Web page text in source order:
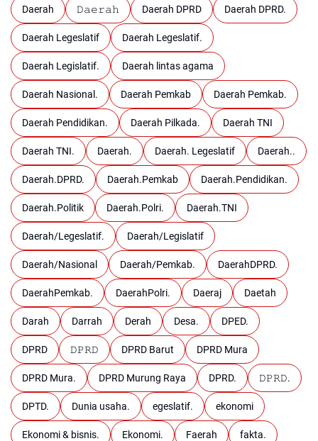
Daerah 𝙳𝚊𝚎𝚛𝚊𝚑 Daerah DPRD Daerah DPRD.
Daerah Legeslatif Daerah Legeslatif.
Daerah Legislatif. Daerah lintas agama
Daerah Nasional. Daerah Pemkab Daerah Pemkab.
Daerah Pendidikan. Daerah Pilkada. Daerah TNI
Daerah TNI. Daerah. Daerah. Legeslatif Daerah..
Daerah.DPRD. Daerah.Pemkab Daerah.Pendidikan.
Daerah.Politik Daerah.Polri. Daerah.TNI
Daerah/Legeslatif. Daerah/Legislatif
Daerah/Nasional Daerah/Pemkab. DaerahDPRD.
DaerahPemkab. DaerahPolri. Daeraj Daetah
Darah Darrah Derah Desa. DPED.
DPRD 𝙳𝙿𝚁𝙳 DPRD Barut DPRD Mura
DPRD Mura. DPRD Murung Raya DPRD. 𝙳𝙿𝚁𝙳.
DPTD. Dunia usaha. egeslatif. ekonomi
Ekonomi & bisnis. Ekonomi. Faerah fakta.